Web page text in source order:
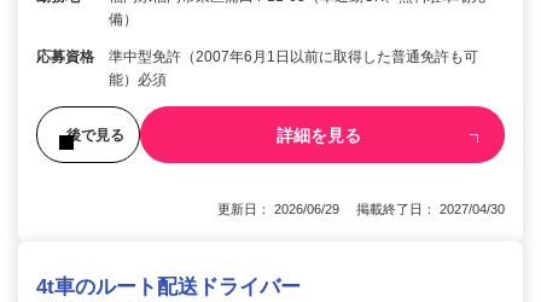
備）
応募資格
準中型免許（2007年6月1日以前に取得した普通免許も可
能）必須
後で見る 詳細を見る
更新日： 2026/06/29 掲載終了日： 2027/04/30
4t車のルート配送ドライバー